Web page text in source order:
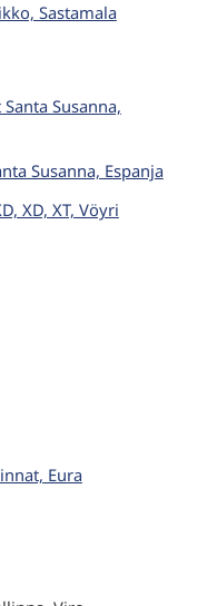
Sastamala
Susanna,
Susanna, Espanja
XD, XT, Vöyri
Eura